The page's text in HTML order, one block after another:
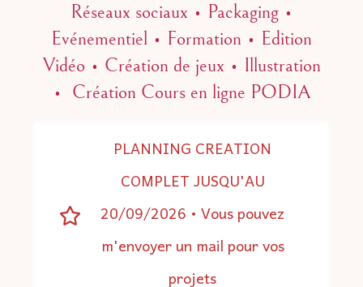
Réseaux sociaux • Packaging •
Evénementiel • Formation • Edition
Vidéo • Création de jeux • Illustration
• Création Cours en ligne PODIA
PLANNING CREATION
COMPLET JUSQU'AU
20/09/2026 • Vous pouvez
m'envoyer un mail pour vos
projets